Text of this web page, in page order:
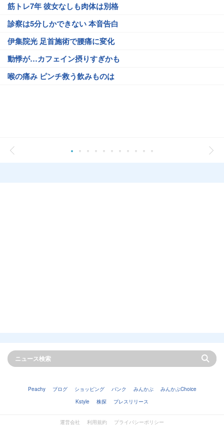
筋トレ7年 彼女なしも肉体は別格
診察は5分しかできない 本音告白
伊集院光 足首施術で腰痛に変化
動悸が…カフェイン摂りすぎかも
喉の痛み ピンチ救う飲みものは
Peachy ブログ ショッピング バンク みんかぶ
みんかぶChoice
Kstyle
株探 プレスリリース
運営会社 利用規約 プライバシーポリシー